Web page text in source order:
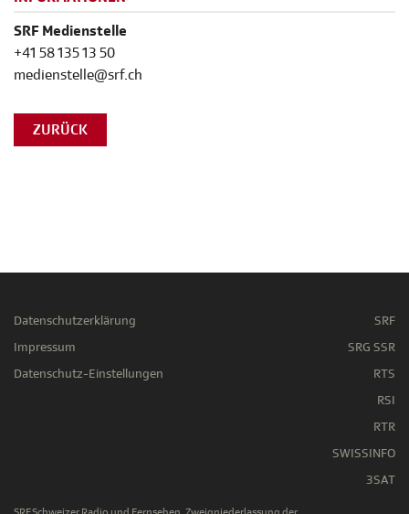
SRF Medienstelle
+41 58 135 13 50
medienstelle@srf.ch
ZURÜCK
Datenschutzerklärung
Impressum
Datenschutz-Einstellungen
SRF
SRG SSR
RTS
RSI
RTR
SWISSINFO
3SAT